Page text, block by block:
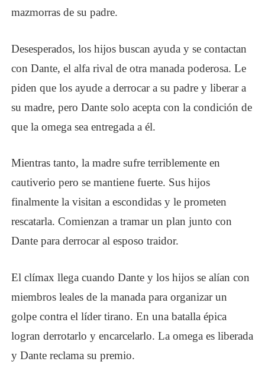
mazmorras de su padre.
Desesperados, los hijos buscan ayuda y se contactan
con Dante, el alfa rival de otra manada poderosa. Le
piden que los ayude a derrocar a su padre y liberar a
su madre, pero Dante solo acepta con la condición de
que la omega sea entregada a él.
Mientras tanto, la madre sufre terriblemente en
cautiverio pero se mantiene fuerte. Sus hijos
finalmente la visitan a escondidas y le prometen
rescatarla. Comienzan a tramar un plan junto con
Dante para derrocar al esposo traidor.
El clímax llega cuando Dante y los hijos se alían con
miembros leales de la manada para organizar un
golpe contra el líder tirano. En una batalla épica
logran derrotarlo y encarcelarlo. La omega es liberada
y Dante reclama su premio.